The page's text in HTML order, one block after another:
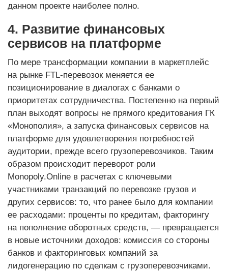
данном проекте наиболее полно.
4. Развитие финансовых
сервисов на платформе
По мере трансформации компании в маркетплейс
на рынке FTL-перевозок меняется ее
позиционирование в диалогах с банками о
приоритетах сотрудничества. Постепенно на первый
план выходят вопросы не прямого кредитования ГК
«Монополия», а запуска финансовых сервисов на
платформе для удовлетворения потребностей
аудитории, прежде всего грузоперевозчиков. Таким
образом происходит переворот роли
Monopoly.Online в расчетах с ключевыми
участниками транзакций по перевозке грузов и
других сервисов: то, что ранее было для компании
ее расходами: проценты по кредитам, факторингу
на пополнение оборотных средств, — превращается
в новые источники доходов: комиссия со стороны
банков и факторинговых компаний за
лидогенерацию по сделкам с грузоперевозчиками.